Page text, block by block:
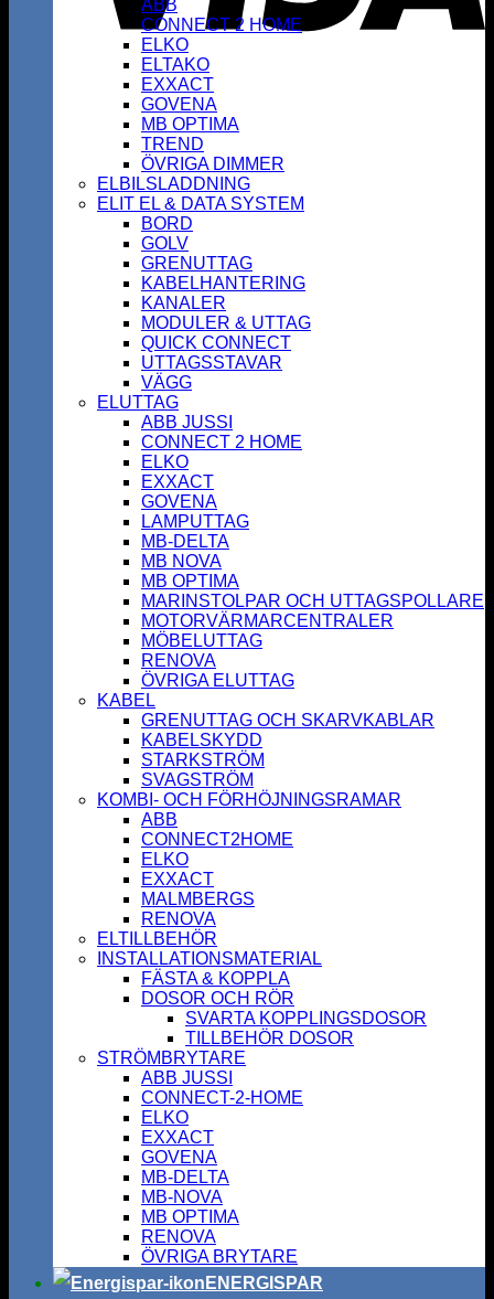
ABB
CONNECT 2 HOME
ELKO
ELTAKO
EXXACT
GOVENA
MB OPTIMA
TREND
ÖVRIGA DIMMER
ELBILSLADDNING
ELIT EL & DATA SYSTEM
BORD
GOLV
GRENUTTAG
KABELHANTERING
KANALER
MODULER & UTTAG
QUICK CONNECT
UTTAGSSTAVAR
VÄGG
ELUTTAG
ABB JUSSI
CONNECT 2 HOME
ELKO
EXXACT
GOVENA
LAMPUTTAG
MB-DELTA
MB NOVA
MB OPTIMA
MARINSTOLPAR OCH UTTAGSPOLLARE
MOTORVÄRMARCENTRALER
MÖBELUTTAG
RENOVA
ÖVRIGA ELUTTAG
KABEL
GRENUTTAG OCH SKARVKABLAR
KABELSKYDD
STARKSTRÖM
SVAGSTRÖM
KOMBI- OCH FÖRHÖJNINGSRAMAR
ABB
CONNECT2HOME
ELKO
EXXACT
MALMBERGS
RENOVA
ELTILLBEHÖR
INSTALLATIONSMATERIAL
FÄSTA & KOPPLA
DOSOR OCH RÖR
SVARTA KOPPLINGSDOSOR
TILLBEHÖR DOSOR
STRÖMBRYTARE
ABB JUSSI
CONNECT-2-HOME
ELKO
EXXACT
GOVENA
MB-DELTA
MB-NOVA
MB OPTIMA
RENOVA
ÖVRIGA BRYTARE
ENERGISPAR